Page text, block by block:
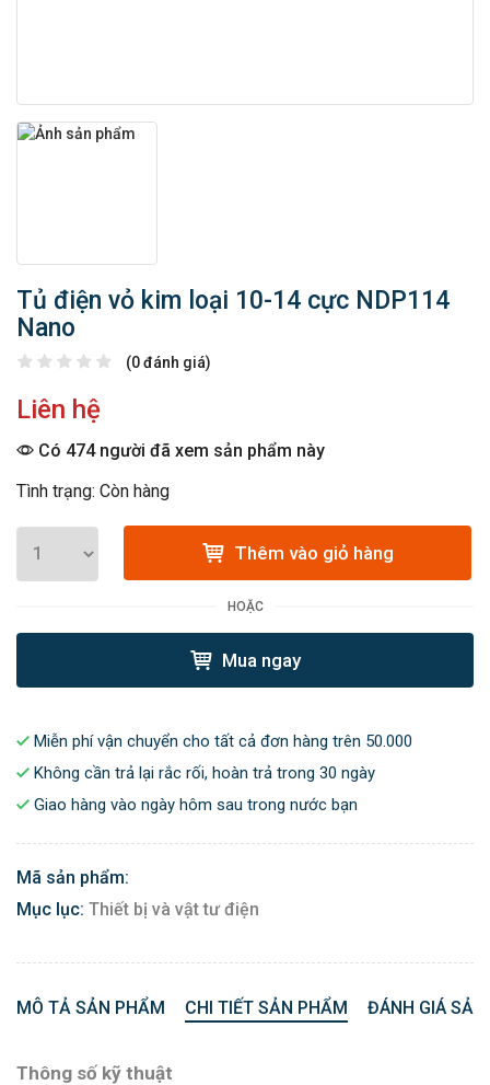
Tủ điện vỏ kim loại 10-14 cực NDP114
Nano
(0 đánh giá)
Liên hệ
Có 474 người đã xem sản phẩm này
Tình trạng: Còn hàng
Thêm vào giỏ hàng
HOẶC
Mua ngay
Miễn phí vận chuyển cho tất cả đơn hàng trên 50.000
Không cần trả lại rắc rối, hoàn trả trong 30 ngày
Giao hàng vào ngày hôm sau trong nước bạn
Mã sản phẩm:
Mục lục: Thiết bị và vật tư điện
MÔ TẢ SẢN PHẨM CHI TIẾT SẢN PHẨM ĐÁNH GIÁ
Thông số kỹ thuật